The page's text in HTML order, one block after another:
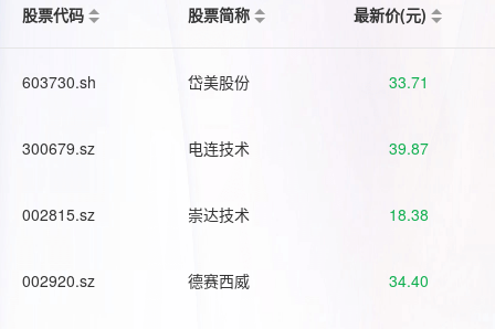
股票代码
股票简称 最新价(元)
603730.sh 岱美股份 33.71
300679.sz 电连技术 39.87
002815.sz 崇达技术 18.38
002920.sz 德赛西威 34.40